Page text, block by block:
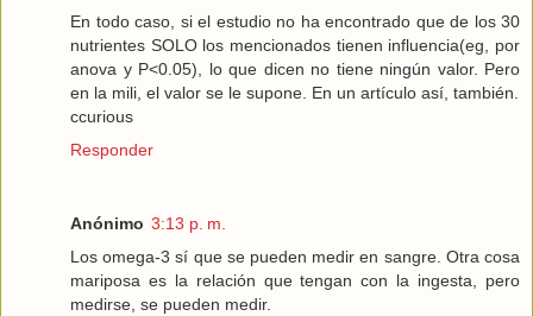
En todo caso, si el estudio no ha encontrado que de los 30
nutrientes SOLO los mencionados tienen influencia(eg, por
anova y P<0.05), lo que dicen no tiene ningún valor. Pero
en la mili, el valor se le supone. En un artículo así, también.
ccurious
Responder
Anónimo 3:13 p. m.
Los omega-3 sí que se pueden medir en sangre. Otra cosa
mariposa es la relación que tengan con la ingesta, pero
medirse, se pueden medir.